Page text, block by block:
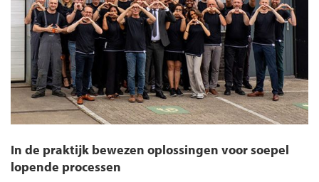
In de praktijk bewezen oplossingen voor soepel
lopende processen